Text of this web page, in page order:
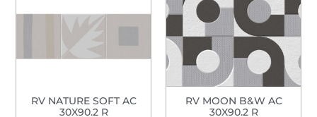
RV NATURE SOFT AC
30X90.2 R
RV MOON B&W AC
30X90.2 R